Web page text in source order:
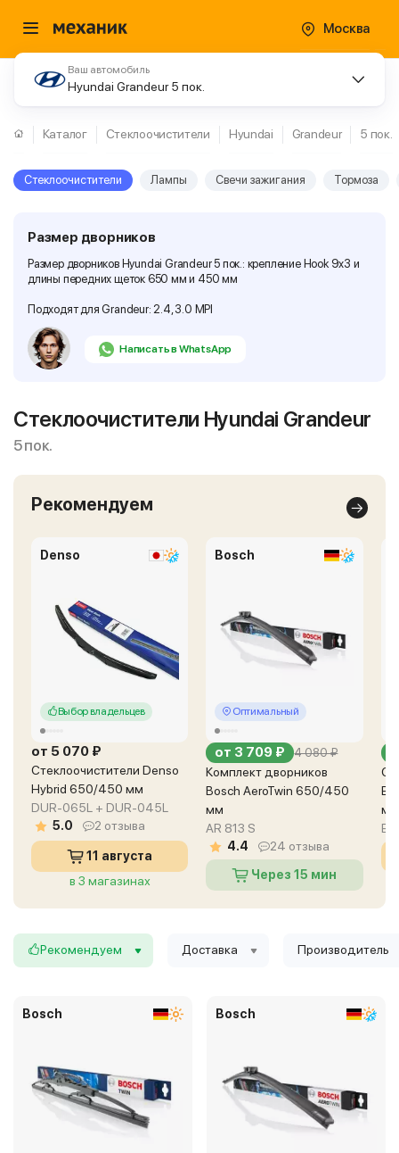
Москва
Ваш автомобиль
Hyundai Grandeur 5 пок.
Каталог Стеклоочистители Hyundai Grandeur 5 пок.
Стеклоочистители Лампы Свечи зажигания Тормоза
Размер дворников
Размер дворников Hyundai Grandeur 5 пок.: крепление Hook 9x3 и
длины передних щеток 650 мм и 450 мм
Подходят для Grandeur: 2.4, 3.0 MPI
Написать в WhatsApp
Стеклоочистители Hyundai Grandeur
5 пок.
Рекомендуем
Denso
Выбор владельцев
от 5 070 ₽
Стеклоочистители Denso
Hybrid 650/450 мм
DUR-065L + DUR-045L
5.0
2 отзыва
11 августа
в 3 магазинах
Bosch
Оптимальный
от 3 709 ₽ 4 080 ₽
Комплект дворников
Bosch AeroTwin 650/450
мм
AR 813 S
4.4
24 отзыва
Через 15 мин
мм
Рекомендуем Доставка Производитель
Bosch Bosch